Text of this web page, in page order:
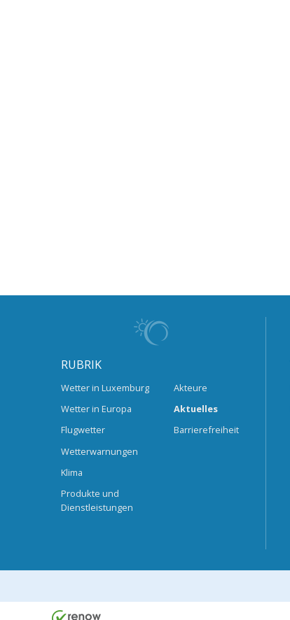
RUBRIK
Wetter in Luxemburg
Wetter in Europa
Flugwetter
Wetterwarnungen
Klima
Produkte und
Dienstleistungen
Akteure
Aktuelles
Barrierefreiheit